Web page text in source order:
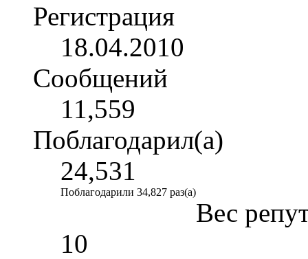
Регистрация
18.04.2010
Сообщений
11,559
Поблагодарил(а)
24,531
Поблагодарили 34,827 раз(а)
Вес
10